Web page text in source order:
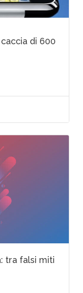
di 600
tra falsi miti